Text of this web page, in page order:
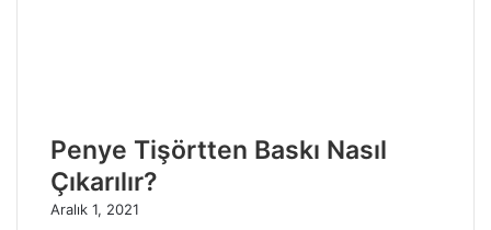
Penye Tişörtten Baskı Nasıl
Çıkarılır?
Aralık 1, 2021